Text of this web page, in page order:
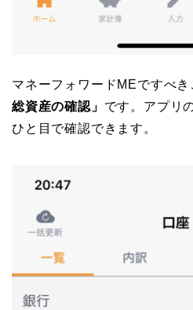
マネーフォワードMEですべき
総資産の確認」 です。アプリ
ひと目で確認できます。